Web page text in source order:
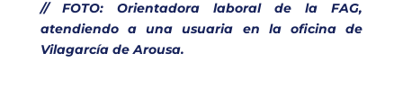
// FOTO: Orientadora laboral de la FAG,
atendiendo a una usuaria en la oficina de
Vilagarcía de Arousa.